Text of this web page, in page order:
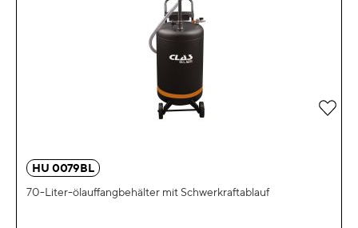
HU 0079BL
70-Liter-ölauffangbehälter mit Schwerkraftablauf
Zur